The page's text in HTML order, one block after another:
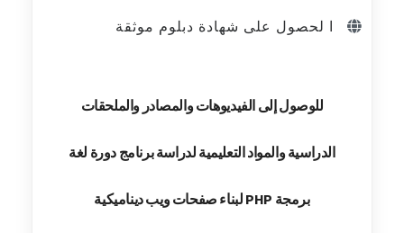
ا لحصول على شهادة دبلوم موثقة
للوصول إلى الفيديوهات والمصادر والملحقات
الدراسية والمواد التعليمية لدراسة برنامج دورة لغة
برمجة PHP لبناء صفحات ويب ديناميكية